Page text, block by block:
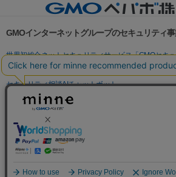
GMOインターネットグループのセキュリティ
世界初総合ネットセキュリティサービス「GMOセキュ
パスワード漏洩診断
Webサイトリスク診断
セキュリティ相談AIチャットボット
実在証明・盗聴対策
サイバー攻撃対策（GMO Flatt Security）
セキュリティ事業の軌跡